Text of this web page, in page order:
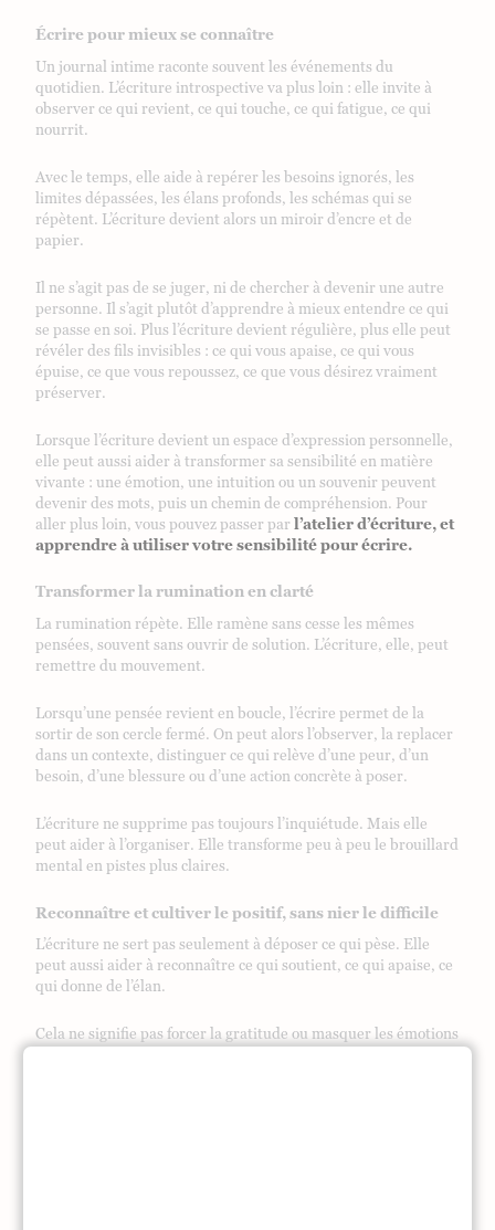
Écrire pour mieux se connaître
Un journal intime raconte souvent les événements du
quotidien. L’écriture introspective va plus loin : elle invite à
observer ce qui revient, ce qui touche, ce qui fatigue, ce qui
nourrit.
Avec le temps, elle aide à repérer les besoins ignorés, les
limites dépassées, les élans profonds, les schémas qui se
répètent. L’écriture devient alors un miroir d’encre et de
papier.
Il ne s’agit pas de se juger, ni de chercher à devenir une autre
personne. Il s’agit plutôt d’apprendre à mieux entendre ce qui
se passe en soi. Plus l’écriture devient régulière, plus elle peut
révéler des fils invisibles : ce qui vous apaise, ce qui vous
épuise, ce que vous repoussez, ce que vous désirez vraiment
préserver.
Lorsque l’écriture devient un espace d’expression personnelle,
elle peut aussi aider à transformer sa sensibilité en matière
vivante : une émotion, une intuition ou un souvenir peuvent
devenir des mots, puis un chemin de compréhension. Pour
aller plus loin, vous pouvez passer par l’atelier d’écriture, et
apprendre à utiliser votre sensibilité pour écrire.
Transformer la rumination en clarté
La rumination répète. Elle ramène sans cesse les mêmes
pensées, souvent sans ouvrir de solution. L’écriture, elle, peut
remettre du mouvement.
Lorsqu’une pensée revient en boucle, l’écrire permet de la
sortir de son cercle fermé. On peut alors l’observer, la replacer
dans un contexte, distinguer ce qui relève d’une peur, d’un
besoin, d’une blessure ou d’une action concrète à poser.
L’écriture ne supprime pas toujours l’inquiétude. Mais elle
peut aider à l’organiser. Elle transforme peu à peu le brouillard
mental en pistes plus claires.
Reconnaître et cultiver le positif, sans nier le difficile
L’écriture ne sert pas seulement à déposer ce qui pèse. Elle
peut aussi aider à reconnaître ce qui soutient, ce qui apaise, ce
qui donne de l’élan.
Cela ne signifie pas forcer la gratitude ou masquer les émotions